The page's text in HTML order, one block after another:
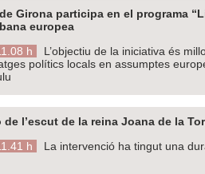
Girona participa en el programa
europea
h
L’objectiu de la iniciativa és
polítics locals en assumptes
de l’escut de la reina Joana de la
h
La intervenció ha tingut una